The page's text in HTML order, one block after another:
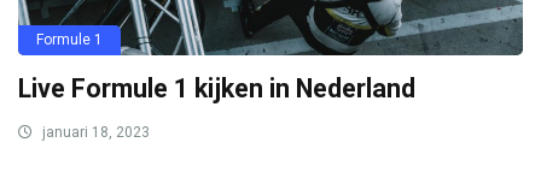
Formule 1
Live Formule 1 kijken in Nederland
januari 18, 2023